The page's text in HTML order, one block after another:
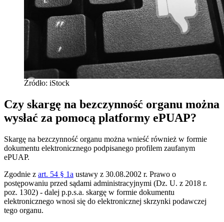
Źródło: iStock
Czy skargę na bezczynność organu można
wysłać za pomocą platformy ePUAP?
Skargę na bezczynność organu można wnieść również w formie
dokumentu elektronicznego podpisanego profilem zaufanym
ePUAP.
Zgodnie z art. 54 § 1a ustawy z 30.08.2002 r. Prawo o
postępowaniu przed sądami administracyjnymi (Dz. U. z 2018 r.
poz. 1302) - dalej p.p.s.a. skargę w formie dokumentu
elektronicznego wnosi się do elektronicznej skrzynki podawczej
tego organu.